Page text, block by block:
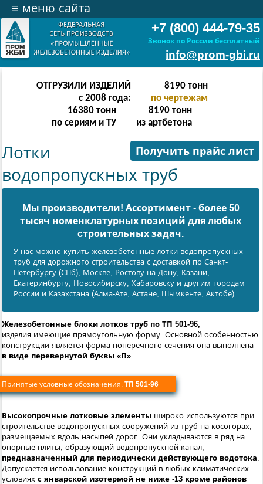
+7 (800) 444-79-35
Звонок по России бесплатный
info@prom-gbi.ru
≡ меню сайта
ОТГРУЗИЛИ ИЗДЕЛИЙ
с 2008 года:
16382тонн
по чертежам
32764 тонн
по сериям и ТУ
16382 тонн
из артбетона
Получить прайс лист
Лотки
водопропускных труб
Мы производители! Ассортимент - более 50
тысяч номенклатурных позиций для любых
cтроительных задач.
У нас можно купить железобетонные лотки водопропускных
труб для дорожного строительства с доставкой по Санкт-
Петербургу (СПб), Москве, Ростову-на-Дону, Казани,
Екатеринбургу, Новосибирску, Хабаровску и другим городам
России и Казахстана (Алма-Ате, Астане, Шымкенте, Актобе).
Железобетонные блоки лотков труб по ТП 501-96,
изделия имеющие прямоугольную форму. Основной особенностью
конструкции является форма поперечного сечения она выполнена
в виде перевернутой буквы «П».
Принятые условные обозначения: ТП 501-96
Высокопрочные лотковые элементы широко используются при
строительстве водопропускных сооружений из труб на косогорах,
размещаемых вдоль насыпей дорог. Они укладываются в ряд на
опорные плиты, образующий водопропускной канал,
предназначенный для периодически действующего водотока.
Допускается использование конструкций в любых климатических
условиях с январской изотермой не ниже -13 кроме районов